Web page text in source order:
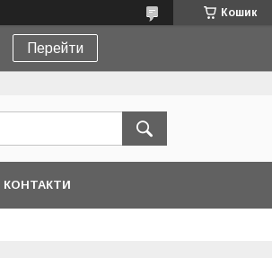
Кошик
Перейти
КОНТАКТИ